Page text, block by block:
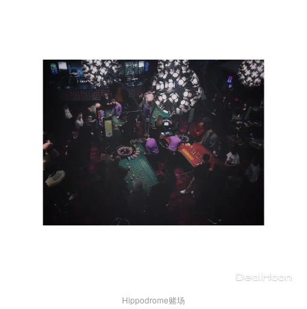
Hippodrome赌场